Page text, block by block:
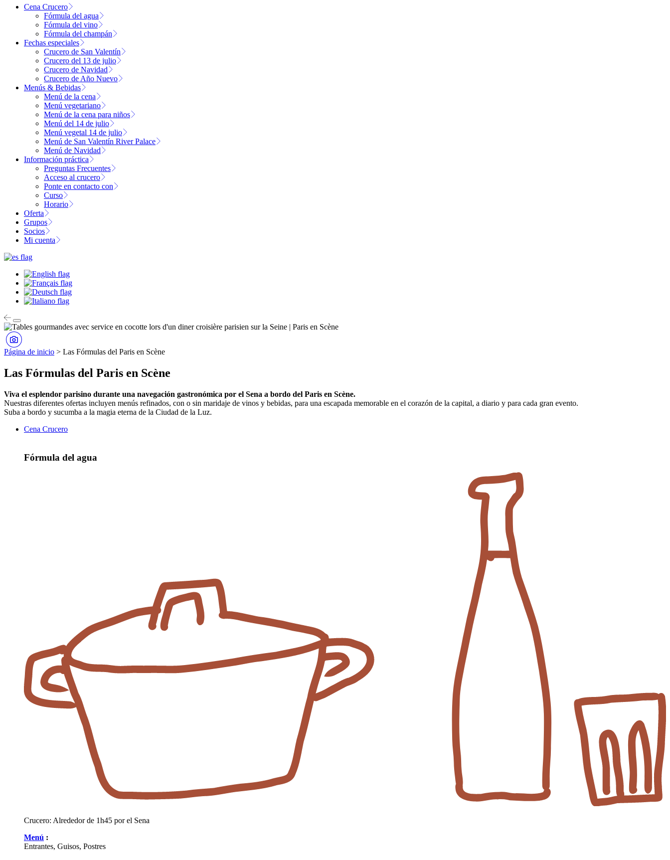
Cena Crucero
Fórmula del agua
Fórmula del vino
Fórmula del champán
Fechas especiales
Crucero de San Valentín
Crucero del 13 de julio
Crucero de Navidad
Crucero de Año Nuevo
Menús & Bebidas
Menú de la cena
Menú vegetariano
Menú de la cena para niños
Menú del 14 de julio
Menú vegetal 14 de julio
Menú de San Valentín River Palace
Menú de Navidad
Información práctica
Preguntas Frecuentes
Acceso al crucero
Ponte en contacto con
Curso
Horario
Oferta
Grupos
Socios
Mi cuenta
Página de inicio > Las Fórmulas del Paris en Scène
Las Fórmulas del Paris en Scène
Viva el esplendor parisino durante una navegación gastronómica por el Sena a bordo del Paris en Scène.
Nuestras diferentes ofertas incluyen menús refinados, con o sin maridaje de vinos y bebidas, para una escapada memorable en el corazón de la capital, a diario y para cada gran evento.
Suba a bordo y sucumba a la magia eterna de la Ciudad de la Luz.
Cena Crucero
Fórmula del agua
Crucero: Alrededor de 1h45 por el Sena
Menú :
Entrantes, Guisos, Postres